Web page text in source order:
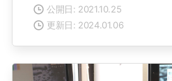
公開日: 2021.10.25
更新日: 2024.01.06